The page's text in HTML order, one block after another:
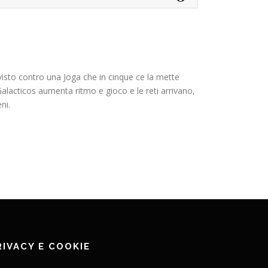
contro una Joga che in cinque ce la mette
aumenta ritmo e gioco e le reti arrivano,
E COOKIE